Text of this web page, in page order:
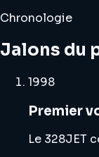
Chronologie
Jalons du
1998
Premier
Le 328JET